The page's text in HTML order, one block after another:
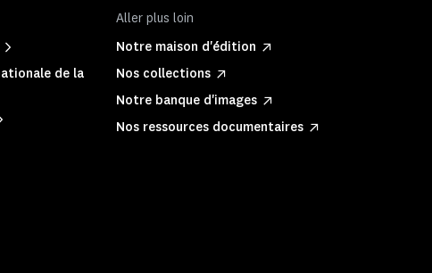
de la
Aller plus loin
Notre maison d'édition
Nos collections
Notre banque d'images
Nos ressources documentaires